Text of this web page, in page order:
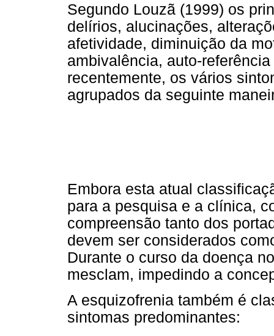
Segundo Louzã (1999) os
delírios, alucinações,
afetividade, diminuição da
ambivalência, auto-
recentemente, os vários
agrupados da seguinte
Embora esta atual
para a pesquisa e a clínica,
compreensão tanto dos
devem ser considerados
Durante o curso da doença
mesclam, impedindo a
A esquizofrenia também é
sintomas predominantes: